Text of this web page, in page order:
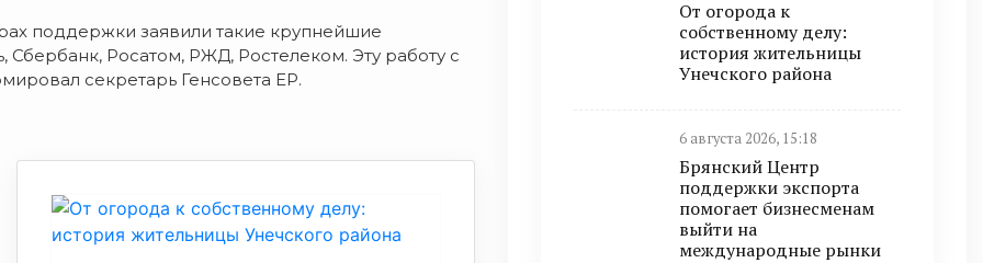
поддержки заявили такие крупнейшие
Сбербанк, Росатом, РЖД, Ростелеком. Эту работу с
секретарь Генсовета ЕР.
От огорода к
собственному делу:
история жительницы
Унечского района
6 августа 2026, 15:18
Брянский Центр
поддержки экспорта
помогает бизнесменам
выйти на
международные рынки